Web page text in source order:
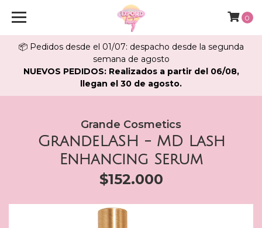
📦 Pedidos desde el 01/07: despacho desde la segunda
semana de agosto
NUEVOS PEDIDOS: Realizados a partir del 06/08,
llegan el 30 de agosto.
0
Grande Cosmetics
GrandeLASH - MD Lash
Enhancing Serum
$152.000